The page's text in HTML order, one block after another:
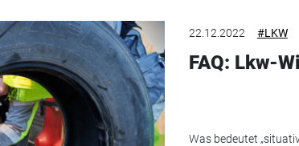
22.12.2022 #LKW
FAQ: Lkw-
Was bedeutet